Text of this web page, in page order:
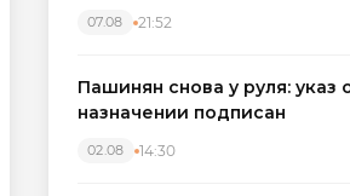
07.08 21:52
Пашинян снова у руля: указ
назначении подписан
02.08 14:30